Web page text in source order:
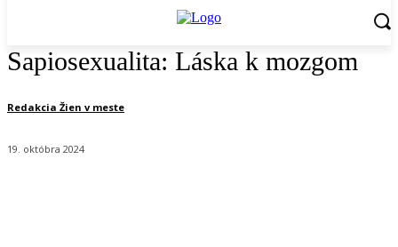
Sapiosexualita: Láska k mozgom
Redakcia Žien v meste
19. októbra 2024